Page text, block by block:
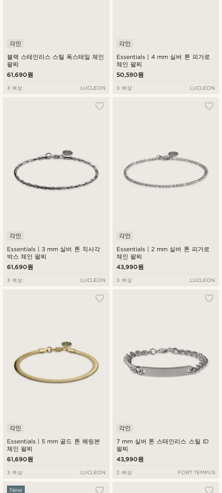
블랙 스테인리스 스틸 폭스테일 체인
팔찌
각인
61,690원
3 색상 LUCLEON
Essentials | 4 mm 실버 톤 피가로
체인 팔찌
각인
50,590원
3 색상 LUCLEON
Essentials | 3 mm 실버 톤 직사각
박스 체인 팔찌
각인
61,690원
3 색상 LUCLEON
Essentials | 2 mm 실버 톤 피가로
체인 팔찌
각인
43,990원
3 색상 LUCLEON
Essentials | 5 mm 골드 톤 헤링본
체인 팔찌
각인
61,690원
3 색상 LUCLEON
7 mm 실버 톤 스테인리스 스틸 ID
팔찌
각인
43,990원
2 색상 FORT TEMPUS
New